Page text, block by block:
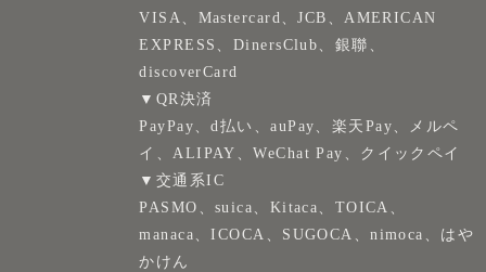
VISA、Mastercard、JCB、AMERICAN
EXPRESS、DinersClub、銀聯、
discoverCard
▼QR決済
PayPay、d払い、auPay、楽天Pay、メルペ
イ、ALIPAY、WeChat Pay、クイックペイ
▼交通系IC
PASMO、suica、Kitaca、TOICA、
manaca、ICOCA、SUGOCA、nimoca、はや
かけん